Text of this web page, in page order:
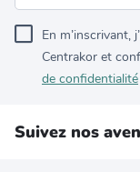
En m’inscrivant,
Centrakor et
de confidentialité
Suivez nos